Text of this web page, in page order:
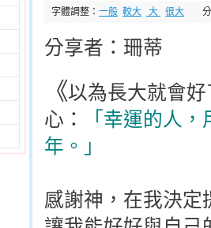
字體調整： 一般 較大 大 很大
分享者：珊蒂
《以為長大就會
心：
「幸運的人
年。」
感謝神，在我決定